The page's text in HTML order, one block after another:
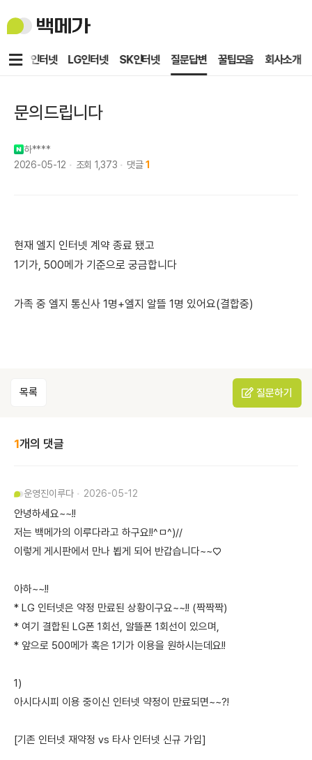
백
메
KT인터넷 LG인터넷 SK인터넷 질문답변 꿀팁모음 회사소개
메
문의드립니다
하****
2026-05-12
조회 1,373 댓글 1
현재 엘지 인터넷 계약 종료 됐고
1기가, 500메가 기준으로 궁금합니다
가족 중 엘지 통신사 1명+엘지 알뜰 1명 있어요(결합중)
목록 질문하기
1개의 댓글
운영진이루다 2026-05-12
안녕하세요~~!!
저는 백메가의 이루다라고 하구요!!^ㅁ^)//
이렇게 게시판에서 만나 뵙게 되어 반갑습니다~~♡
아하~~!!
* LG 인터넷은 약정 만료된 상황이구요~~!! (짝짝짝)
* 여기 결합된 LG폰 1회선, 알뜰폰 1회선이 있으며,
* 앞으로 500메가 혹은 1기가 이용을 원하시는데요!!
1)
아시다시피 이용 중이신 인터넷 약정이 만료되면~~?!
[기존 인터넷 재약정 vs 타사 인터넷 신규 가입]